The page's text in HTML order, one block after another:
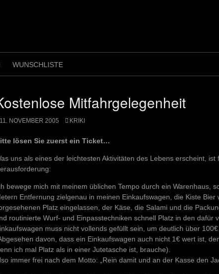
WUNSCHLISTE
Mitfahrgelegenheit
11. NOVEMBER 2005 KRIKI
lösen Sie zuerst ein Ticket…
uns als eines der leichtesten Aktivitäten des Lebens erscheint, ist
bewege mich mit meinem üblichen Tempo durch ein Warenhaus,
Entfernung zielgenau in meinen Einkaufswagen, die Kiste
Platz eingelassen, der Käse, die Salami und die
routinierte Wurf- und Einpasstechniken schnell Platz in den dafür
muss nicht vollends gefüllt sein, um deutlich über
davon, dass ein Einkaufswagen auch nicht 1€ wert ist,
ich mal Platz als in einer Jutetasche ist, brauche).
immer frei nach dem Motto: „Rein damit und an der Kasse den